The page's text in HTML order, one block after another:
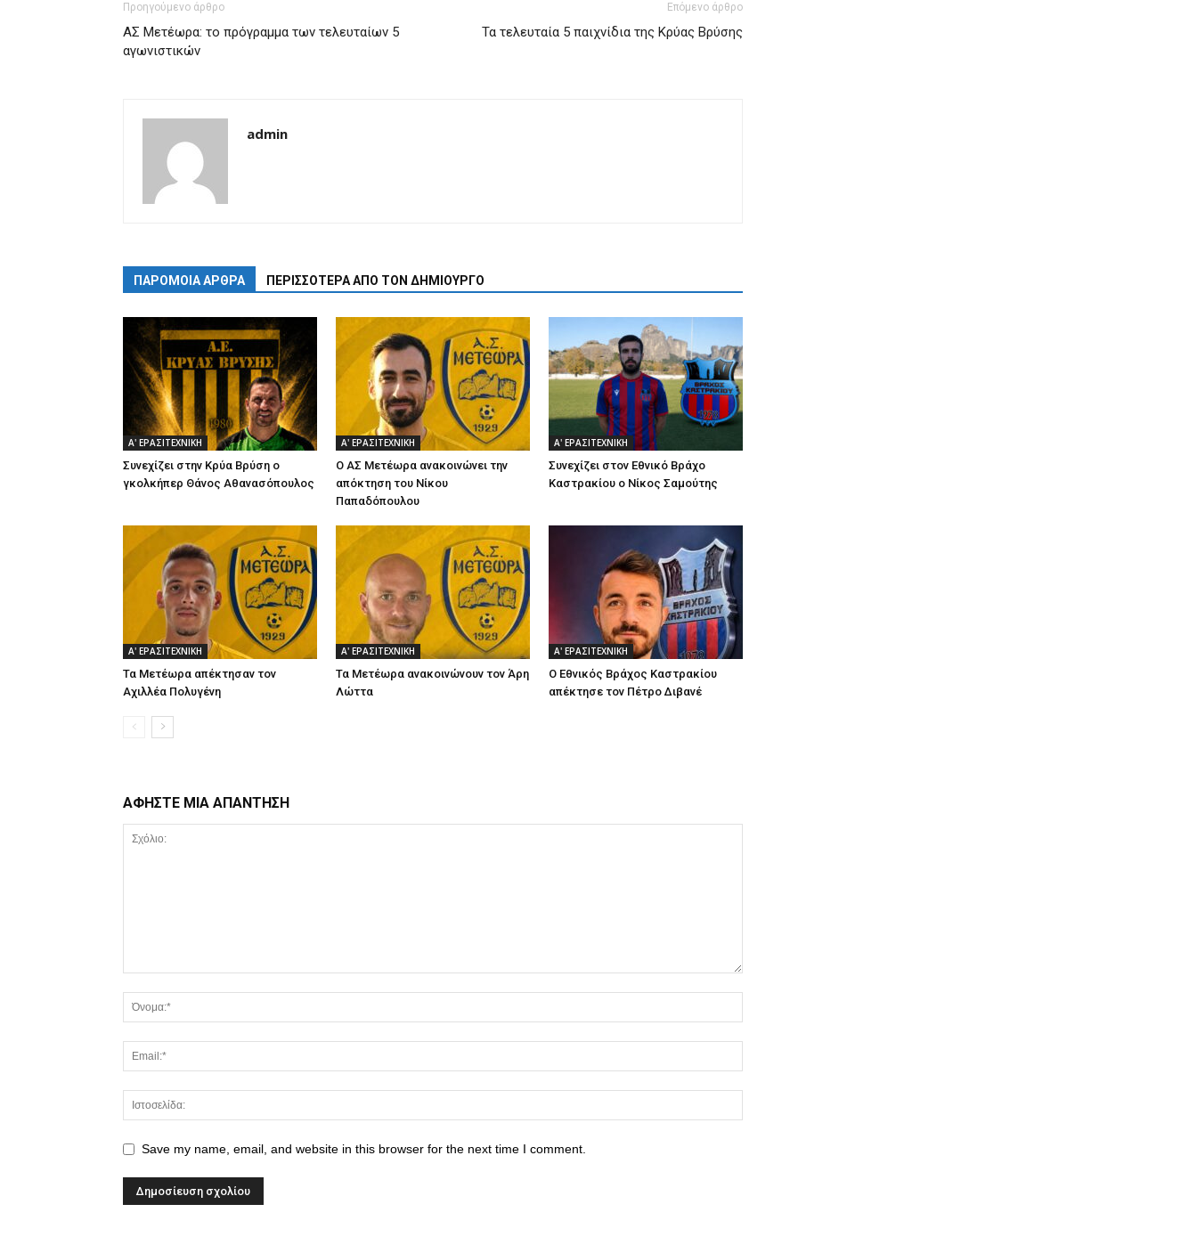
Προηγούμενο άρθρο
ΑΣ Μετέωρα: το πρόγραμμα των τελευταίων 5
αγωνιστικών
Επόμενο άρθρο
Τα τελευταία 5 παιχνίδια της Κρύας Βρύσης
admin
ΠΑΡΟΜΟΙΑ ΑΡΘΡΑ ΠΕΡΙΣΣΟΤΕΡΑ ΑΠΟ ΤΟΝ ΔΗΜΙΟΥΡΓΟ
Α' ΕΡΑΣΙΤΕΧΝΙΚΗ
Συνεχίζει στην Κρύα Βρύση ο
γκολκήπερ Θάνος Αθανασόπουλος
Α' ΕΡΑΣΙΤΕΧΝΙΚΗ
Ο ΑΣ Μετέωρα ανακοινώνει την
απόκτηση του Νίκου
Παπαδόπουλου
Α' ΕΡΑΣΙΤΕΧΝΙΚΗ
Συνεχίζει στον Εθνικό Βράχο
Καστρακίου ο Νίκος Σαμούτης
Α' ΕΡΑΣΙΤΕΧΝΙΚΗ
Τα Μετέωρα απέκτησαν τον
Αχιλλέα Πολυγένη
Α' ΕΡΑΣΙΤΕΧΝΙΚΗ
Τα Μετέωρα ανακοινώνουν τον Άρη
Λώττα
Α' ΕΡΑΣΙΤΕΧΝΙΚΗ
Ο Εθνικός Βράχος Καστρακίου
απέκτησε τον Πέτρο Διβανέ
ΑΦΗΣΤΕ ΜΙΑ ΑΠΑΝΤΗΣΗ
Save my name, email, and website in this browser for the next time I comment.